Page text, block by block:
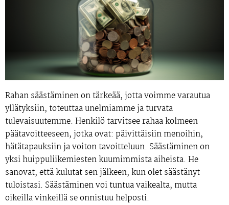
Rahan säästäminen on tärkeää, jotta voimme varautua
yllätyksiin, toteuttaa unelmiamme ja turvata
tulevaisuutemme. Henkilö tarvitsee rahaa kolmeen
päätavoitteeseen, jotka ovat: päivittäisiin menoihin,
hätätapauksiin ja voiton tavoitteluun. Säästäminen on
yksi huippuliikemiesten kuumimmista aiheista. He
sanovat, että kulutat sen jälkeen, kun olet säästänyt
tuloistasi. Säästäminen voi tuntua vaikealta, mutta
oikeilla vinkeillä se onnistuu helposti.